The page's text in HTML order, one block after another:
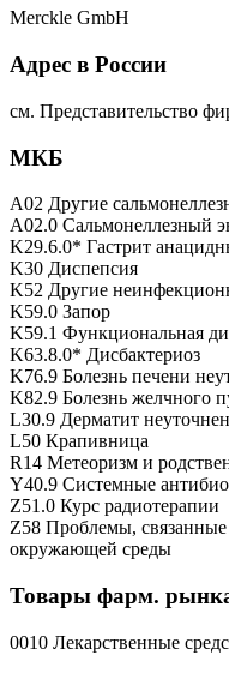
Merckle GmbH
Адрес в России
см. Представительство
МКБ
A02 Другие
A02.0 Сальмонеллезный
K29.6.0* Гастрит
K30 Диспепсия
K52 Другие
K59.0 Запор
K59.1 Функциональная
K63.8.0* Дисбактериоз
K76.9 Болезнь печени
K82.9 Болезнь желчного
L30.9 Дерматит
L50 Крапивница
R14 Метеоризм и
Y40.9 Системные
Z51.0 Курс радиотерапии
Z58 Проблемы,
окружающей среды
Товары фарм.
0010 Лекарственные